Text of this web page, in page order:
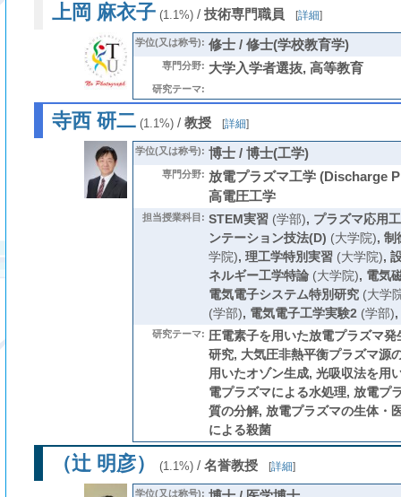
上岡 麻衣子(1.1%)/ 技術専門職員 [詳細]
学位(又は称号): 修士 / 修士(学校教育学)
専門分野: 大学入学者選抜, 高等教育
研究テーマ:
寺西 研二(1.1%)/ 教授 [詳細]
学位(又は称号): 博士 / 博士(工学)
専門分野: 放電プラズマ工学 (Discharge
高電圧工学
担当授業科目: STEM実習(学部), プラズマ応用
ンテーション技法(D) (大学院), 制
学院), 理工学特別実習(大学院),
ネルギー工学特論(大学院), 電気
電気電子システム特別研究(大学
(学部), 電気電子工学実験2 (学部),
研究テーマ: 圧電素子を用いた放電プラズマ
研究, 大気圧非熱平衡プラズマ源
用いたオゾン生成, 光吸収法を用
電プラズマによる水処理, 放電プ
質の分解, 放電プラズマの生体・
による殺菌
（辻 明彦） (1.1%)/ 名誉教授 [詳細]
学位(又は称号):